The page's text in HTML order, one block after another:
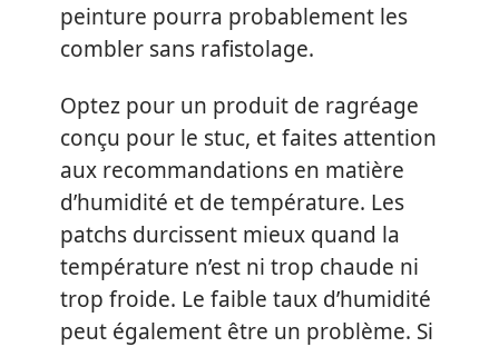
peinture pourra probablement les
combler sans rafistolage.
Optez pour un produit de ragréage
conçu pour le stuc, et faites attention
aux recommandations en matière
d’humidité et de température. Les
patchs durcissent mieux quand la
température n’est ni trop chaude ni
trop froide. Le faible taux d’humidité
peut également être un problème. Si